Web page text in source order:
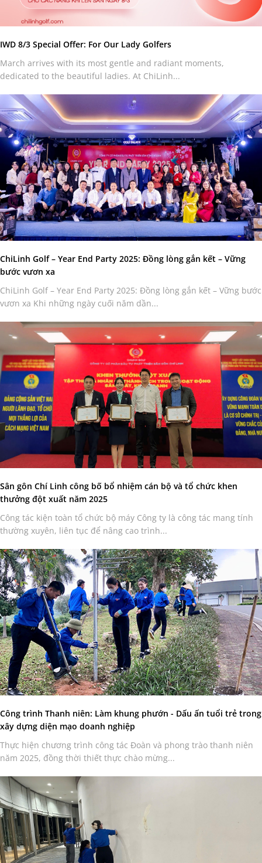
IWD 8/3 Special Offer: For Our Lady Golfers
March arrives with its most gentle and radiant moments,
dedicated to the beautiful ladies. At ChiLinh...
ChiLinh Golf – Year End Party 2025: Đồng lòng gắn kết – Vững
bước vươn xa
ChiLinh Golf – Year End Party 2025: Đồng lòng gắn kết – Vững bước
vươn xa Khi những ngày cuối năm dần...
Sân gôn Chí Linh công bố bổ nhiệm cán bộ và tổ chức khen
thưởng đột xuất năm 2025
Công tác kiện toàn tổ chức bộ máy Công ty là công tác mang tính
thường xuyên, liên tục để nâng cao trình...
Công trình Thanh niên: Làm khung phướn - Dấu ấn tuổi trẻ trong
xây dựng diện mạo doanh nghiệp
Thực hiện chương trình công tác Đoàn và phong trào thanh niên
năm 2025, đồng thời thiết thực chào mừng...